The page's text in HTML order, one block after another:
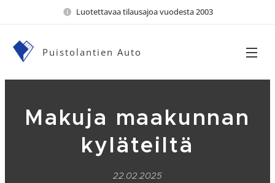
Luotettavaa tilausajoa vuodesta 2003
Puistolantien Auto
Makuja maakunnan
kyläteiltä
22.02.2025